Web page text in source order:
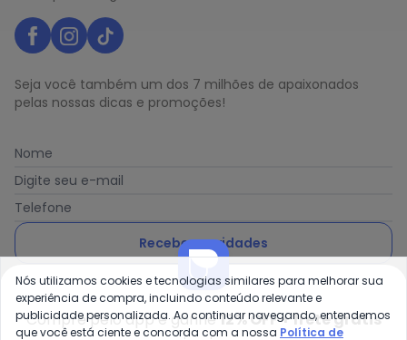
Seja você também um dos 7 milhões de apaixonados
pelas nossas dicas e promoções!
Nome
Digite seu e-mail
Telefone
Receber novidades
Ao enviar o cadastro, você concorda com a nossa Política
de Privacidade
Compre pelo app e ganhe12% OFF + frete grátis
Nós utilizamos cookies e tecnologias similares para melhorar sua
experiência de compra, incluindo conteúdo relevante e
publicidade personalizada. Ao continuar navegando, entendemos
que você está ciente e concorda com a nossa Política de